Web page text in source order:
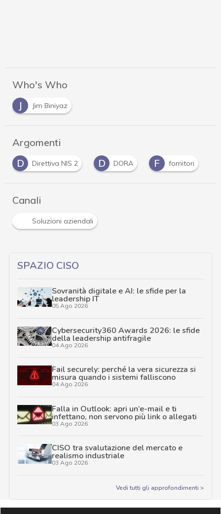
Who's Who
J
Jim Biniyaz
Argomenti
D
Direttiva NIS 2 D DORA F fornitori
Canali
Soluzioni aziendali
SPAZIO CISO
Sovranità digitale e AI: le sfide per la
leadership IT
05 Ago 2026
Cybersecurity360 Awards 2026: le sfide
della leadership antifragile
04 Ago 2026
Fail securely: perché la vera sicurezza si
misura quando i sistemi falliscono
04 Ago 2026
Falla in Outlook: apri un’e-mail e ti
infettano, non servono più link o allegati
03 Ago 2026
CISO tra svalutazione del mercato e
realismo industriale
03 Ago 2026
Vedi tutti gli approfondimenti >